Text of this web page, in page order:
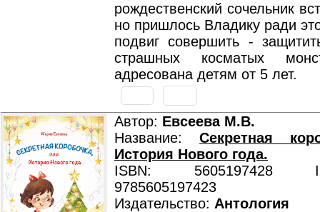
рождественский сочельник
но пришлось Владику ради
подвиг совершить -
страшных косматых
адресована детям от 5 лет.
Автор: Евсеева М.В.
Название: Секретная
История Нового года.
ISBN: 5605197428
9785605197423
Издательство: Антология